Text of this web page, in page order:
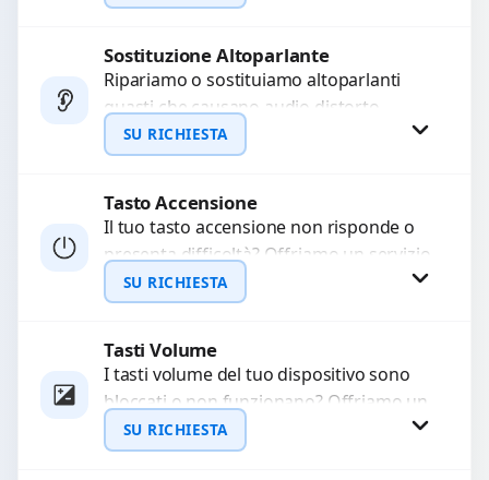
chiamate. Diagnosi accurata e ricambi
Richiedi Preventivo
WhatsApp
Sostituzione Altoparlante
Ripariamo o sostituiamo altoparlanti
guasti che causano audio distorto,
basso o assente. Utilizziamo ricambi di
alta qualità garantiti per 3...
SU RICHIESTA
Richiedi Preventivo
WhatsApp
Tasto Accensione
Il tuo tasto accensione non risponde o
presenta difficoltà? Offriamo un servizio
professionale di riparazione o
sostituzione utilizzando componenti di...
SU RICHIESTA
Richiedi Preventivo
WhatsApp
Tasti Volume
I tasti volume del tuo dispositivo sono
bloccati o non funzionano? Offriamo un
servizio di riparazione o sostituzione
con ricambi...
SU RICHIESTA